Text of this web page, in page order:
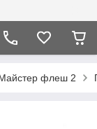
флеш 2